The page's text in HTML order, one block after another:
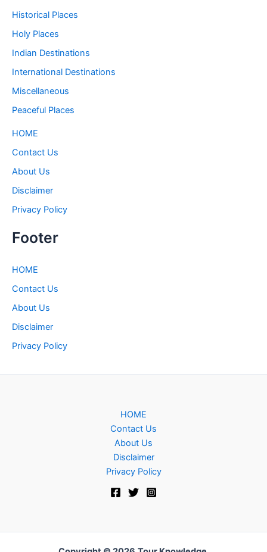
Historical Places
Holy Places
Indian Destinations
International Destinations
Miscellaneous
Peaceful Places
HOME
Contact Us
About Us
Disclaimer
Privacy Policy
Footer
HOME
Contact Us
About Us
Disclaimer
Privacy Policy
HOME
Contact Us
About Us
Disclaimer
Privacy Policy